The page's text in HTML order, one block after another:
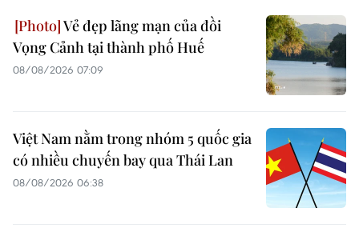
Vẻ đẹp lãng mạn của đồi
Vọng Cảnh tại thành phố Huế
08/08/2026 07:09
Việt Nam nằm trong nhóm 5 quốc gia
có nhiều chuyến bay qua Thái Lan
08/08/2026 06:38